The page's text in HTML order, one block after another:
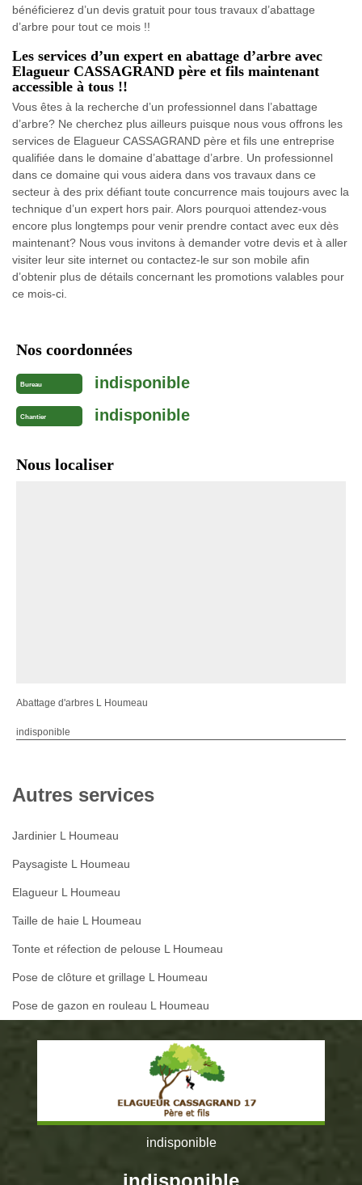
bénéficierez d’un devis gratuit pour tous travaux d’abattage
d’arbre pour tout ce mois !!
Les services d’un expert en abattage d’arbre avec
Elagueur CASSAGRAND père et fils maintenant
accessible à tous !!
Vous êtes à la recherche d’un professionnel dans l’abattage
d’arbre? Ne cherchez plus ailleurs puisque nous vous offrons les
services de Elagueur CASSAGRAND père et fils une entreprise
qualifiée dans le domaine d’abattage d’arbre. Un professionnel
dans ce domaine qui vous aidera dans vos travaux dans ce
secteur à des prix défiant toute concurrence mais toujours avec la
technique d’un expert hors pair. Alors pourquoi attendez-vous
encore plus longtemps pour venir prendre contact avec eux dès
maintenant? Nous vous invitons à demander votre devis et à aller
visiter leur site internet ou contactez-le sur son mobile afin
d’obtenir plus de détails concernant les promotions valables pour
ce mois-ci.
Nos coordonnées
Bureau indisponible
Chantier indisponible
Nous localiser
Abattage d'arbres L Houmeau
indisponible
Autres services
Jardinier L Houmeau
Paysagiste L Houmeau
Elagueur L Houmeau
Taille de haie L Houmeau
Tonte et réfection de pelouse L Houmeau
Pose de clôture et grillage L Houmeau
Pose de gazon en rouleau L Houmeau
indisponible
indisponible